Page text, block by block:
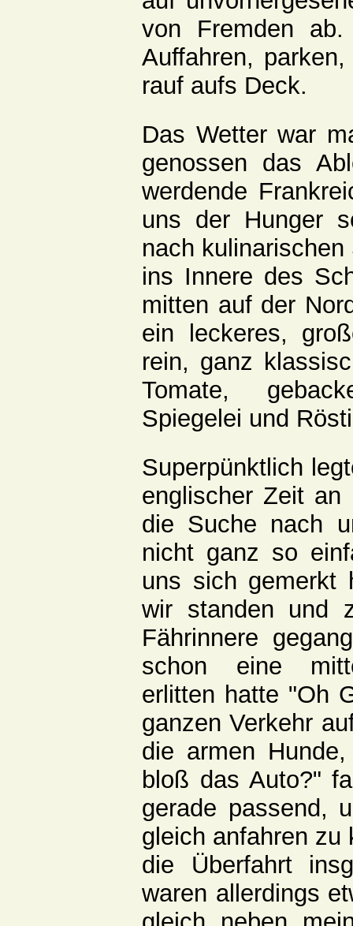
von Fremden
Auffahren,
rauf aufs Deck.
Das Wetter war
genossen das
werdende
uns der Hunger
nach
ins Innere des
mitten auf der
ein leckeres,
rein, ganz
Tomate,
Spiegelei und
Superpünktlich
englischer Zeit
die Suche nach
nicht ganz so
uns sich gemerkt
wir standen und
Fährinnere
schon eine
erlitten hatte "Oh
ganzen Verkehr
die armen
bloß das Auto?"
gerade passend,
gleich anfahren zu
die Überfahrt
waren allerdings